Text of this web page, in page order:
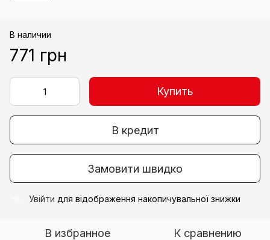
В наличии
771 грн
Купить
В кредит
Замовити швидко
Увійти для відображення накопичувальної знижки
В избранное К сравнению